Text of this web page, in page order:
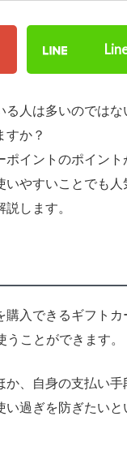
人は多いのではな
すか？
ポイントのポイン
やすいことでも人
します。
購入できるギフトカ
ことができます。
、自身の支払い手
い過ぎを防ぎたいと